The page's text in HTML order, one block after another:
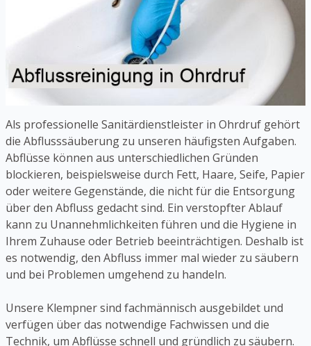
Als professionelle Sanitärdienstleister in Ohrdruf gehört
die Abflusssäuberung zu unseren häufigsten Aufgaben.
Abflüsse können aus unterschiedlichen Gründen
blockieren, beispielsweise durch Fett, Haare, Seife, Papier
oder weitere Gegenstände, die nicht für die Entsorgung
über den Abfluss gedacht sind. Ein verstopfter Ablauf
kann zu Unannehmlichkeiten führen und die Hygiene in
Ihrem Zuhause oder Betrieb beeinträchtigen. Deshalb ist
es notwendig, den Abfluss immer mal wieder zu säubern
und bei Problemen umgehend zu handeln.
Unsere Klempner sind fachmännisch ausgebildet und
verfügen über das notwendige Fachwissen und die
Technik, um Abflüsse schnell und gründlich zu säubern.